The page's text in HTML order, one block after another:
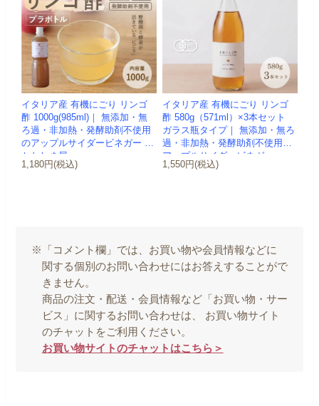
イタリア産 有機にごり リンゴ
酢 1000g(985ml)｜ 無添加・無
ろ過・非加熱・発酵助剤不使用
のアップルサイダービネガー -
かわしま屋-
1,180円(税込)
イタリア産 有機にごり リンゴ
酢 580g（571ml）×3本セット
ガラス瓶タイプ｜ 無添加・無ろ
過・非加熱・発酵助剤不使用の
アップルサイダービネガー ...
1,550円(税込)
※「コメント欄」では、お買い物や会員情報などに
関する個別のお問い合わせにはお答えすることがで
きません。
商品の注文・配送・会員情報など「お買い物・サー
ビス」に関するお問い合わせは、 お買い物サイト
のチャットをご利用ください。
お買い物サイトのチャットはこちら＞